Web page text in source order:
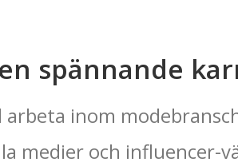
spännande
arbeta inom
medier och